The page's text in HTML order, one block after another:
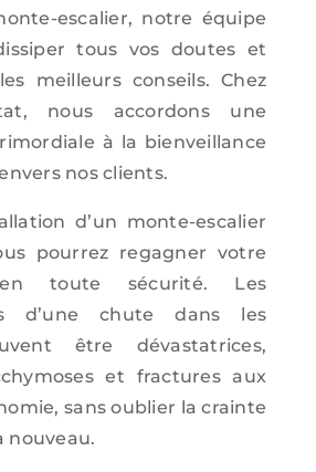
escalier, notre équipe
tous vos doutes et
meilleurs conseils. Chez
nous accordons une
à la bienveillance
nos clients.
d’un monte-escalier
pourrez regagner votre
toute sécurité. Les
d’une chute dans les
être dévastatrices,
et fractures aux
sans oublier la crainte
nouveau.